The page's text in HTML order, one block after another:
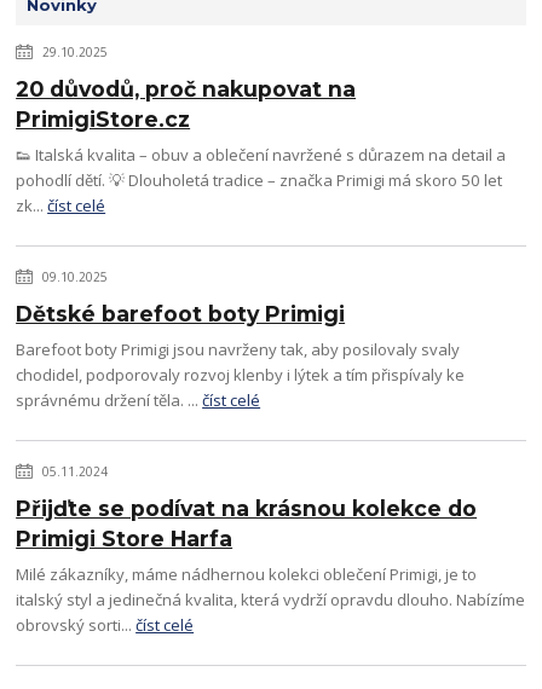
Novinky
29.10.2025
20 důvodů, proč nakupovat na
PrimigiStore.cz
👟 Italská kvalita – obuv a oblečení navržené s důrazem na detail a
pohodlí dětí. 💡 Dlouholetá tradice – značka Primigi má skoro 50 let
zk...číst celé
09.10.2025
Dětské barefoot boty Primigi
Barefoot boty Primigi jsou navrženy tak, aby posilovaly svaly
chodidel, podporovaly rozvoj klenby i lýtek a tím přispívaly ke
správnému držení těla. ...číst celé
05.11.2024
Přijďte se podívat na krásnou kolekce do
Primigi Store Harfa
Milé zákazníky, máme nádhernou kolekci oblečení Primigi, je to
italský styl a jedinečná kvalita, která vydrží opravdu dlouho. Nabízíme
obrovský sorti...číst celé